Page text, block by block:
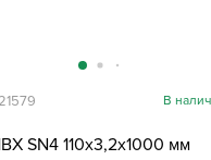
SN4 110х3,2х1000 мм
В